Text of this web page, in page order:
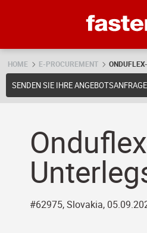
HOME E-PROCUREMENT
SENDEN SIE IHRE ANGEBOTSANFRAGE
#62975, Slovakia,